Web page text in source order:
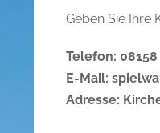
Geben Sie Ihre
Telefon:
E-Mail:
Adresse: